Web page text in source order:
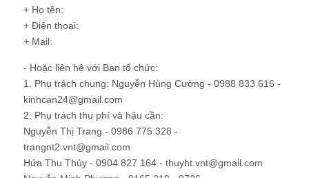
+ Họ tên:
+ Điện thoại:
+ Mail:
- Hoặc liên hệ với Ban tổ chức:
1. Phụ trách chung: Nguyễn Hùng Cường - 0988 833 616 -
kinhcan24@gmail.com
2. Phụ trách thu phí và hậu cần:
Nguyễn Thị Trang - 0986 775 328 -
trangnt2.vnt@gmail.com
Hứa Thu Thủy - 0904 827 164 - thuyht.vnt@gmail.com